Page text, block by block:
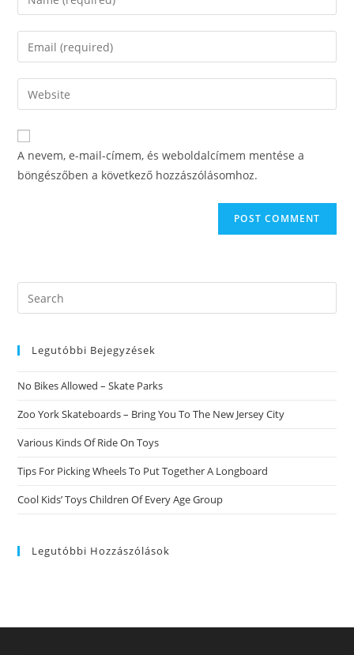
your
name
comment
Enter
your
email
address
comment
Enter
your
website
URL
A nevem, e-mail-címem, és weboldalcímem mentése a
böngészőben a következő hozzászólásomhoz.
Search
this
Legutóbbi Bejegyzések
No Bikes Allowed – Skate Parks
Zoo York Skateboards – Bring You To The New Jersey City
Various Kinds Of Ride On Toys
Tips For Picking Wheels To Put Together A Longboard
Cool Kids’ Toys Children Of Every Age Group
Legutóbbi Hozzászólások